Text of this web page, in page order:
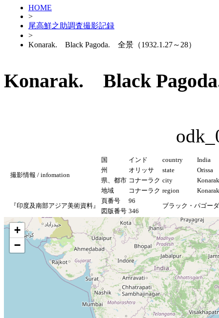
HOME
>
尾高鮮之助調査撮影記録
>
Konarak. Black Pagoda. 全景（1932.1.27～28）
Konarak. Black
撮影情報 / infomation
国 インド country
India
州
オリッサ state
Orissa
県、都市 コナーラク city
Konarak
地域
コナーラク region Konarak
『印度及南部アジア美術資料』
頁番号 96
ブラック・パゴー
図版番号 346
+
−